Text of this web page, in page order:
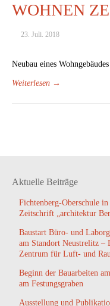
WOHNEN
23. Juli. 2018
Neubau eines
Weiterlesen →
Aktuelle Beiträge
Fichtenberg-Oberschule in
Zeitschrift „architektur
Baustart Büro- und
am Standort Neustrelitz –
Zentrum für Luft- und
Beginn der Bauarbeiten
am Festungsgraben
Ausstellung und